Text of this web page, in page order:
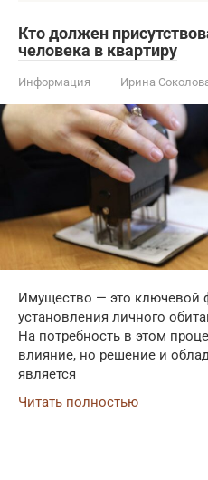
Кто должен
человека в квартиру
Информация Ирина
Имущество — это ключевой
установления личного
На потребность в этом
влияние, но решение и
является
Читать полностью